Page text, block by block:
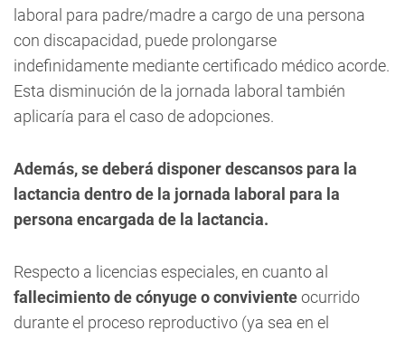
laboral para padre/madre a cargo de una persona
con discapacidad, puede prolongarse
indefinidamente mediante certificado médico acorde.
Esta disminución de la jornada laboral también
aplicaría para el caso de adopciones.
Además, se deberá disponer descansos para la
lactancia dentro de la jornada laboral para la
persona encargada de la lactancia.
Respecto a licencias especiales, en cuanto al
fallecimiento de cónyuge o convivienteocurrido
durante el proceso reproductivo (ya sea en el